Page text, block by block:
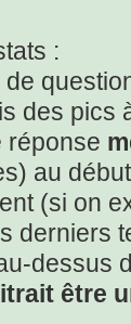
:
de
des pics
réponse
au
(si on
derniers
dessus
être